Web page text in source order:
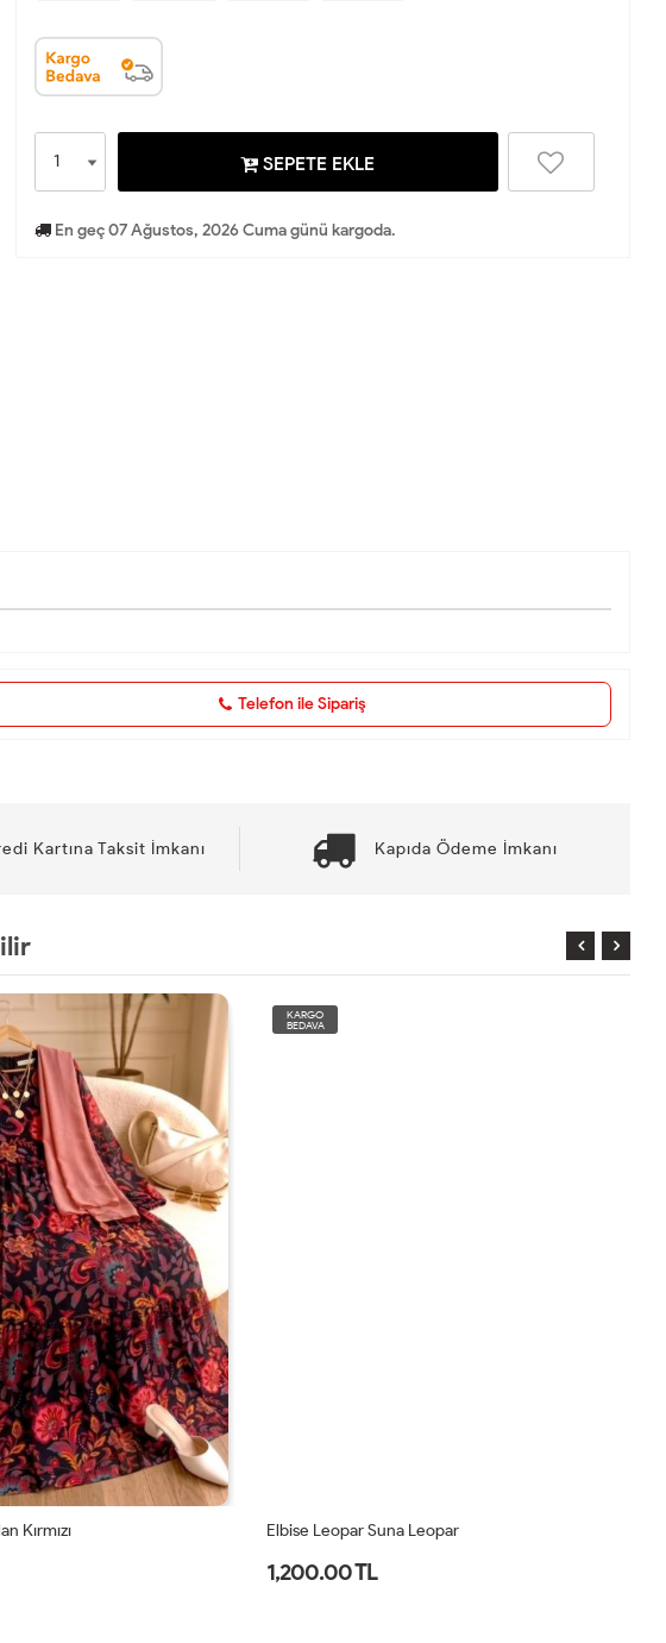
SEPETE EKLE
En geç 07 Ağustos, 2026 Cuma günü kargoda.
Telefon ile Sipariş
Kartına Taksit İmkanı Kapıda Ödeme İmkanı
Kırmızı
KARGO
BEDAVA
Elbise Leopar Suna Leopar
1,200.00 TL